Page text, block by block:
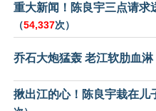
重大新闻！陈良宇三点请求
（54,337次）
乔石大炮猛轰 老江软肋血淋
揪出江的心！陈良宇栽在儿